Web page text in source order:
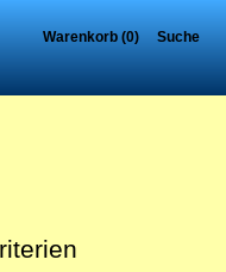
Warenkorb (0) Suche